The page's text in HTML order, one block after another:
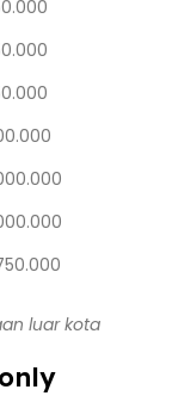
luar kota